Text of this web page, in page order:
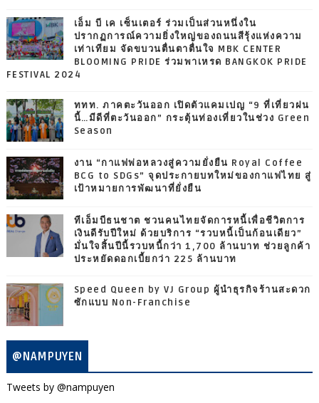
เอ็ม บี เค เซ็นเตอร์ ร่วมเป็นส่วนหนึ่งใน
ปรากฏการณ์ความยิ่งใหญ่ของถนนสีรุ้งแห่งความ
เท่าเทียม จัดขบวนตื่นตาตื่นใจ MBK CENTER
BLOOMING PRIDE ร่วมพาเหรด BANGKOK PRIDE
FESTIVAL 2024
ททท. ภาคตะวันออก เปิดตัวแคมเปญ “9 ที่เที่ยวฝน
นี้…มีดีที่ตะวันออก” กระตุ้นท่องเที่ยวในช่วง Green
Season
งาน “กาแฟพ่อหลวงสู่ความยั่งยืน Royal Coffee
BCG to SDGs” จุดประกายบทใหม่ของกาแฟไทย สู่
เป้าหมายการพัฒนาที่ยั่งยืน
ทีเอ็มบีธนชาต ชวนคนไทยจัดการหนี้เพื่อชีวิตการ
เงินดีรับปีใหม่ ด้วยบริการ “รวบหนี้เป็นก้อนเดียว”
มั่นใจสิ้นปีนี้รวบหนี้กว่า 1,700 ล้านบาท ช่วยลูกค้า
ประหยัดดอกเบี้ยกว่า 225 ล้านบาท
Speed Queen by VJ Group ผู้นำธุรกิจร้านสะดวก
ซักแบบ Non-Franchise
@NAMPUYEN
Tweets by @nampuyen